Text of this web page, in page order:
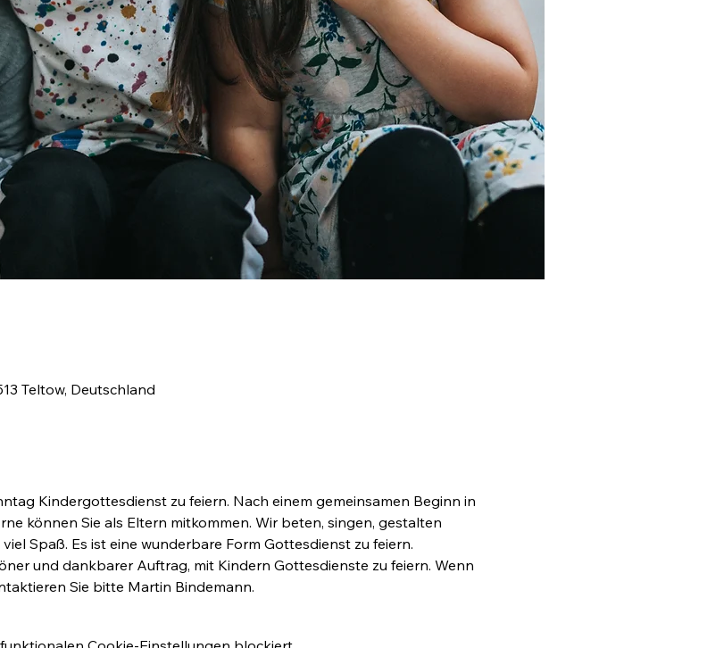
Teltow, Deutschland
Kindergottesdienst zu feiern. Nach einem gemeinsamen Beginn in
können Sie als Eltern mitkommen. Wir beten, singen, gestalten
Spaß. Es ist eine wunderbare Form Gottesdienst zu feiern.
und dankbarer Auftrag, mit Kindern Gottesdienste zu feiern. Wenn
Sie bitte Martin Bindemann.